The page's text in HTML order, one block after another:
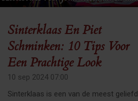
Sinterklaas En Piet
Schminken: 10 Tips Voor
Een Prachtige Look
10 sep 2024 07:00
Sinterklaas is een van de meest